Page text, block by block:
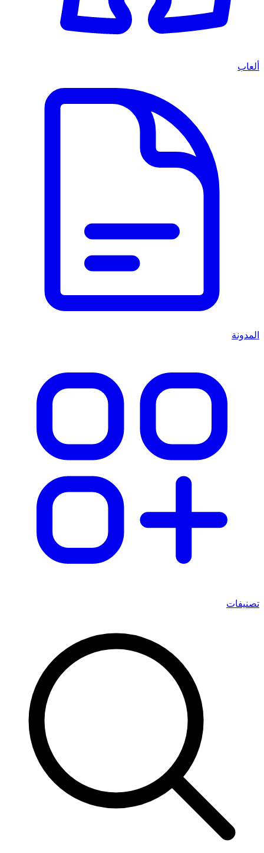
ألعاب
المدونة
تصنيفات